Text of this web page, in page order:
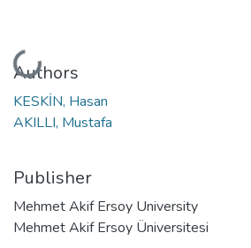
Loading...
Authors
KESKİN, Hasan
AKILLI, Mustafa
Publisher
Mehmet Akif Ersoy University
Mehmet Akif Ersoy Üniversitesi